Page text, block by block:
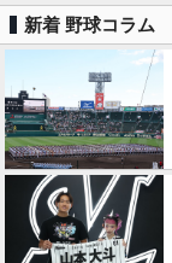
新着 野球コラム